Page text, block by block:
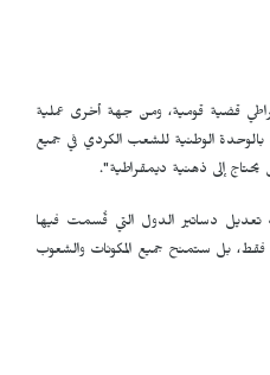
قضية قومية، ومن جهة أخرى عملية
بالوحدة الوطنية للشعب الكردي في جميع
إلى ذهنية ديمقراطية".
دساتير الدول التي قُسمت فيها
فقط، بل ستمنح جميع المكونات والشعوب